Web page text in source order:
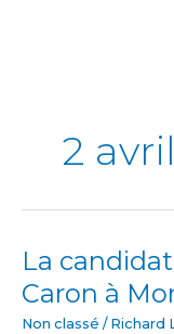
2
La
Caron à
Non classé / Richard
La
de
la